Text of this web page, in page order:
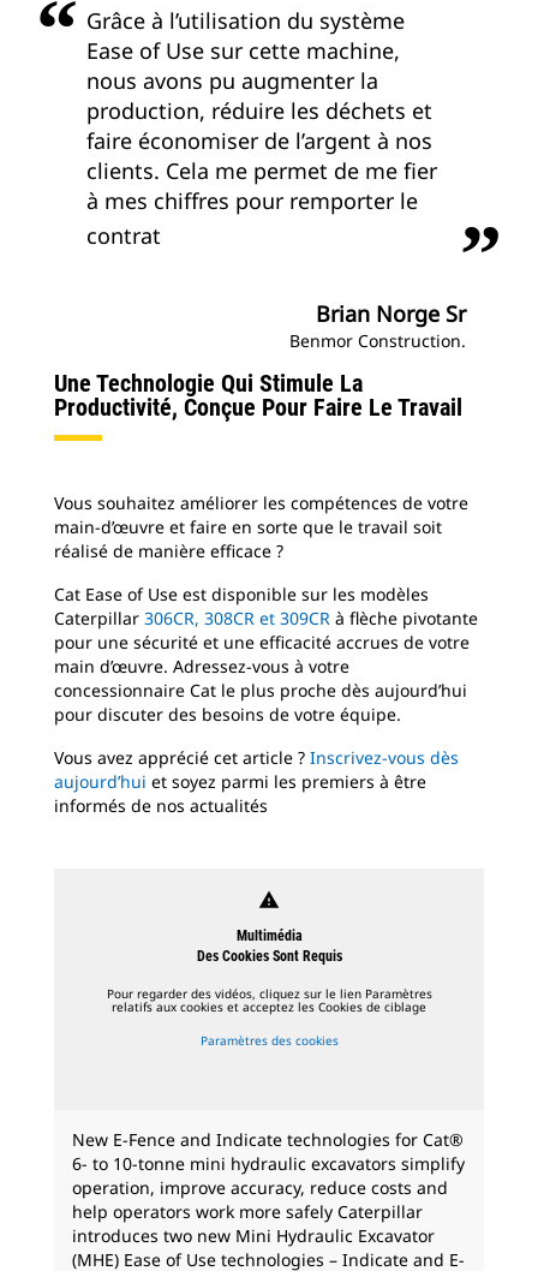
Grâce à l’utilisation du système
Ease of Use sur cette machine,
nous avons pu augmenter la
production, réduire les déchets et
faire économiser de l’argent à nos
clients. Cela me permet de me fier
à mes chiffres pour remporter le
contrat
Brian Norge Sr
Benmor Construction.
Une Technologie Qui Stimule La
Productivité, Conçue Pour Faire Le Travail
Vous souhaitez améliorer les compétences de votre
main-d’œuvre et faire en sorte que le travail soit
réalisé de manière efficace ?
Cat Ease of Use est disponible sur les modèles
Caterpillar 306CR, 308CR et 309CR à flèche pivotante
pour une sécurité et une efficacité accrues de votre
main d’œuvre. Adressez-vous à votre
concessionnaire Cat le plus proche dès aujourd’hui
pour discuter des besoins de votre équipe.
Vous avez apprécié cet article ? Inscrivez-vous dès
aujourd’hui et soyez parmi les premiers à être
informés de nos actualités
warning
Multimédia
Des Cookies Sont Requis
Pour regarder des vidéos, cliquez sur le lien Paramètres
relatifs aux cookies et acceptez les Cookies de ciblage
Paramètres des cookies
New E-Fence and Indicate technologies for Cat®
6- to 10-tonne mini hydraulic excavators simplify
operation, improve accuracy, reduce costs and
help operators work more safely Caterpillar
introduces two new Mini Hydraulic Excavator
(MHE) Ease of Use technologies – Indicate and E-